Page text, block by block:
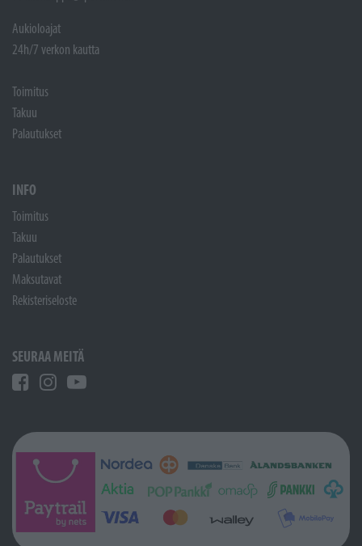
Aukioloajat
24h/7 verkon kautta
Toimitus
Takuu
Palautukset
INFO
Toimitus
Takuu
Palautukset
Maksutavat
Rekisteriseloste
SEURAA MEITÄ